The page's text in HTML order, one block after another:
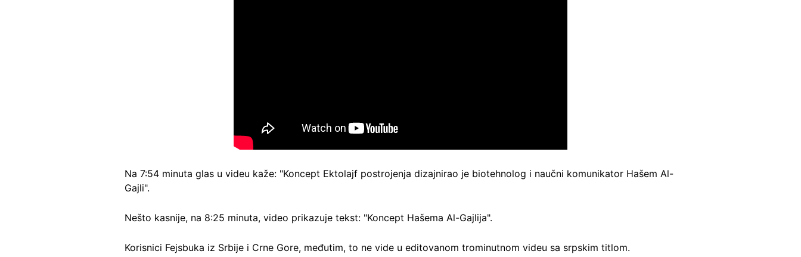
Na 7:54 minuta glas u videu kaže: "Koncept Ektolajf postrojenja dizajnirao je biotehnolog i naučni komunikator Hašem Al-
Gajli".
Nešto kasnije, na 8:25 minuta, video prikazuje tekst: "Koncept Hašema Al-Gajlija".
Korisnici Fejsbuka iz Srbije i Crne Gore, međutim, to ne vide u editovanom trominutnom videu sa srpskim titlom.